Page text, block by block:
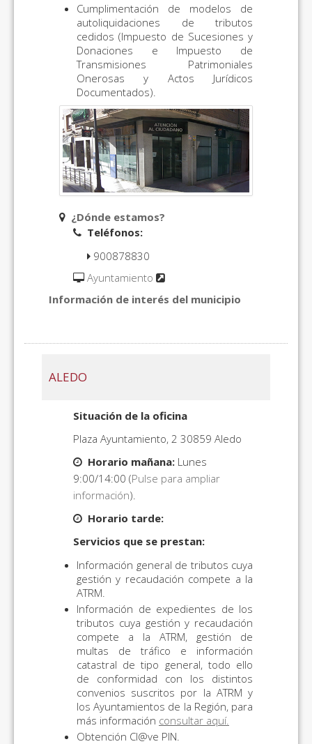
Cumplimentación de modelos de
autoliquidaciones de tributos
cedidos (Impuesto de Sucesiones y
Donaciones e Impuesto de
Transmisiones Patrimoniales
Onerosas y Actos Jurídicos
Documentados).
¿Dónde estamos?
Teléfonos:
900878830
Ayuntamiento
Información de interés del municipio
ALEDO
Situación de la oficina
Plaza Ayuntamiento, 2 30859 Aledo
Horario mañana: Lunes
9:00/14:00 (Pulse para ampliar
información).
Horario tarde:
Servicios que se prestan:
Información general de tributos cuya
gestión y recaudación compete a la
ATRM.
Información de expedientes de los
tributos cuya gestión y recaudación
compete a la ATRM, gestión de
multas de tráfico e información
catastral de tipo general, todo ello
de conformidad con los distintos
convenios suscritos por la ATRM y
los Ayuntamientos de la Región, para
más información consultar aquí.
Obtención Cl@ve PIN.